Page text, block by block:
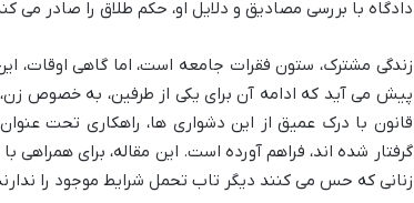
دادگاه با بررسی مصادیق و دلایل او، حکم طلاق را صادر می
زندگی مشترک، ستون فقرات جامعه است، اما گاهی اوقات،
پیش می آید که ادامه آن برای یکی از طرفین، به خصوص
قانون با درک عمیق از این دشواری ها، راهکاری تحت
گرفتار شده اند، فراهم آورده است. این مقاله، برای
زنانی که حس می کنند دیگر تاب تحمل شرایط موجود را